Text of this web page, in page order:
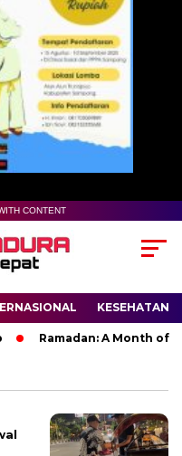
CONTENT
KESEHATAN
Ramadan: A Month of